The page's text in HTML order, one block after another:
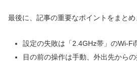
最後に、記事の重要なポイントをまとめ
設定の失敗は「2.4GHz帯」のWi-Fi
目の前の操作は手動、外出先から